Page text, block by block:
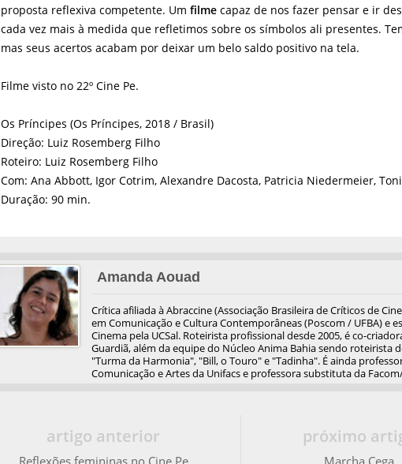
proposta reflexiva competente. Umfilmecapaz de nos fazer pensar e ir
cada vez mais à medida que refletimos sobre os símbolos ali presentes.
mas seus acertos acabam por deixar um belo saldo positivo na tela.
Filme visto no 22º Cine Pe.
Os Príncipes (Os Príncipes, 2018 / Brasil)
Direção: Luiz Rosemberg Filho
Roteiro: Luiz Rosemberg Filho
Com: Ana Abbott, Igor Cotrim, Alexandre Dacosta, Patricia Niedermeier,
Duração: 90 min.
Amanda Aouad
Crítica afiliada à Abraccine (Associação Brasileira de Críticos de
em Comunicação e Cultura Contemporâneas (Poscom / UFBA) e
Cinema pela UCSal. Roteirista profissional desde 2005, é co-
Guardiã, além da equipe do Núcleo Anima Bahia sendo roteirista
"Turma da Harmonia", "Bill, o Touro" e "Tadinha". É ainda
Comunicação e Artes da Unifacs e professora substituta da
próximo
artigo anterior